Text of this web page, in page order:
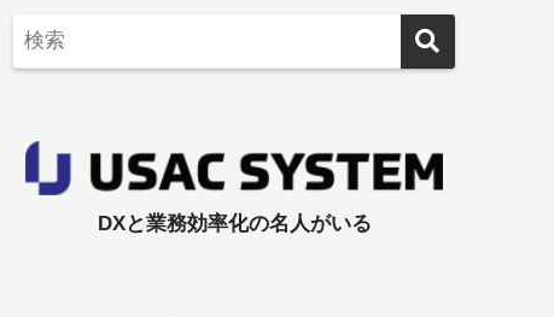
DXと業務効率化の名人がいる